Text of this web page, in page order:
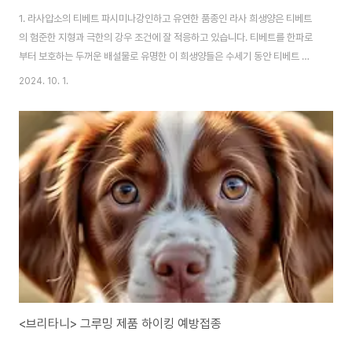
1. 라사압소의 티베트 파시미나강인하고 유연한 품종인 라사 희생양은 티베트
의 험준한 지형과 극한의 강우 조건에 잘 적응하고 있습니다. 티베트를 한파로
부터 보호하는 두꺼운 배설물로 유명한 이 희생양들은 수세기 동안 티베트 지
역 사회에 중요한 자원이었습니다. '파시미나' 또는 캐시미어로 알려진 이들의
의류를 만드는 데 사용되는 세계에서 가장 훌륭하고 인기 있는 필라멘트 중 하
나입니다. 티베트 문화에서 라사 희생양은 단순한 머리카락의 원천이 아니라
이 지역의 검소함과 종교적 관행에도 중요한 역할을 합니다. 희생양의 우유, 고
기, 가죽은 부랑한 유목민과 원생 재배자의 생존에 필수적입니다. 또한 티베트
불교도들은 희생양을 관용, 강인함, 적..
2024. 10. 1.
<브리타니> 그루밍 제품 하이킹 예방접종